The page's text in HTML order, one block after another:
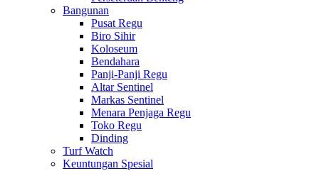
Bangunan
Pusat Regu
Biro Sihir
Koloseum
Bendahara
Panji-Panji Regu
Altar Sentinel
Markas Sentinel
Menara Penjaga Regu
Toko Regu
Dinding
Turf Watch
Keuntungan Spesial